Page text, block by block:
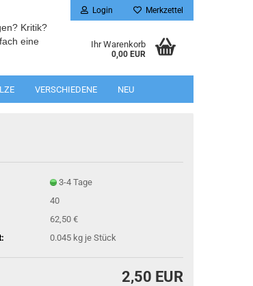
Login Merkzettel
Kritik?
eine
Ihr Warenkorb
0,00 EUR
VERSCHIEDENE NEU
3-4 Tage
40
62,50 €
0.045 kg je Stück
2,50 EUR